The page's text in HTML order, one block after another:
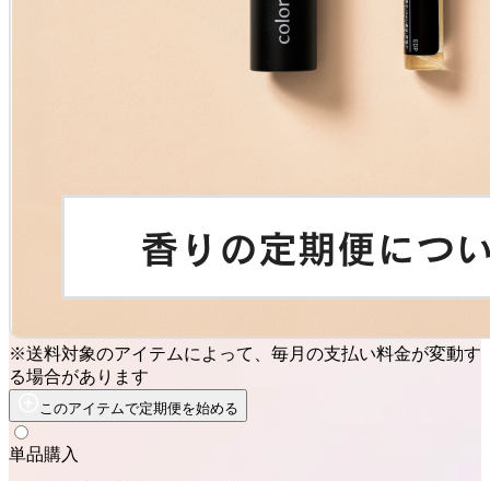
※送料対象のアイテムによって、毎月の支払い料金が変動す
る場合があります
このアイテムで定期便を始める
単品購入